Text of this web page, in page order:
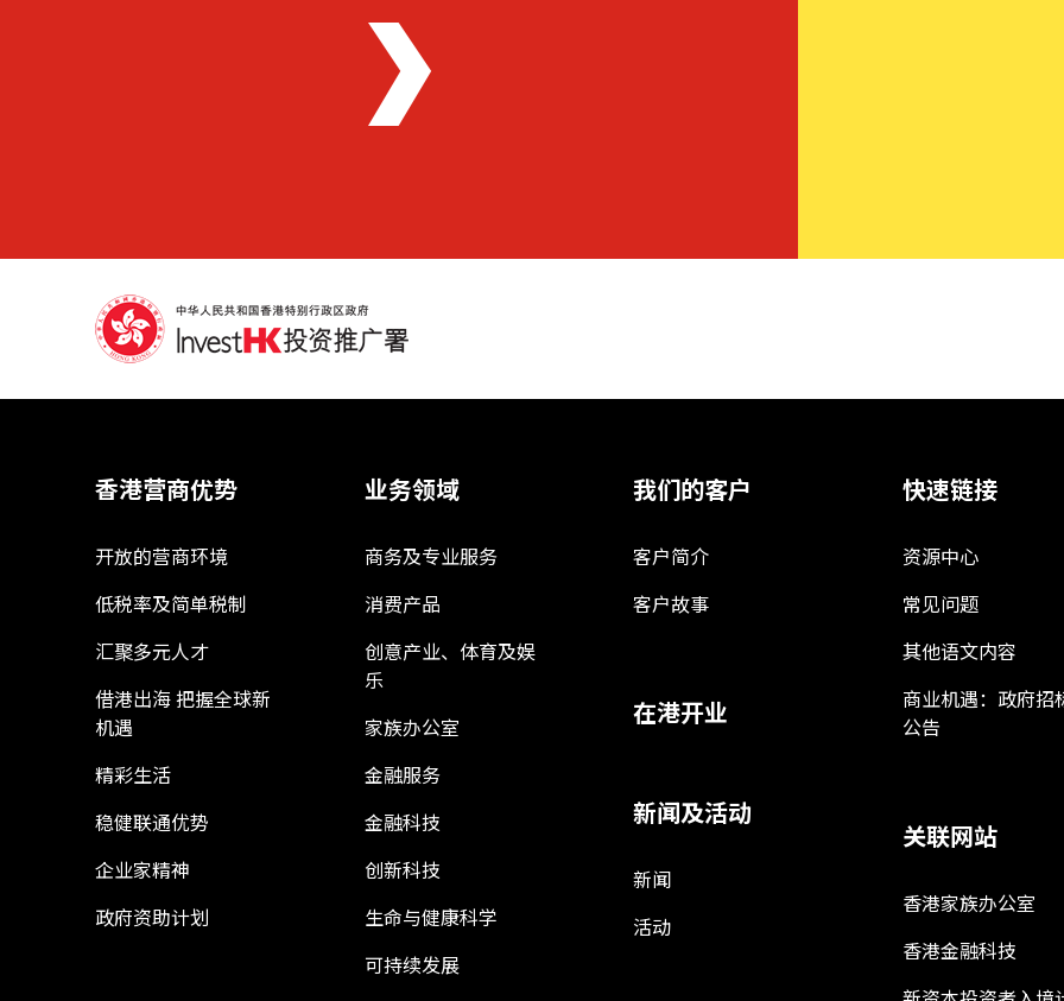
香港营商优势
开放的营商环境
低税率及简单税制
汇聚多元人才
借港出海 把握全球新
机遇
精彩生活
稳健联通优势
企业家精神
政府资助计划
业务领域
商务及专业服务
消费产品
创意产业、体育及娱
乐
家族办公室
金融服务
金融科技
创新科技
生命与健康科学
可持续发展
我们的客户
客户简介
客户故事
在港开业
新闻及活动
新闻
活动
快速链接
资源中心
常见问题
其他语文内容
商业机遇：政府招
公告
关联网站
香港家族办公室
香港金融科技